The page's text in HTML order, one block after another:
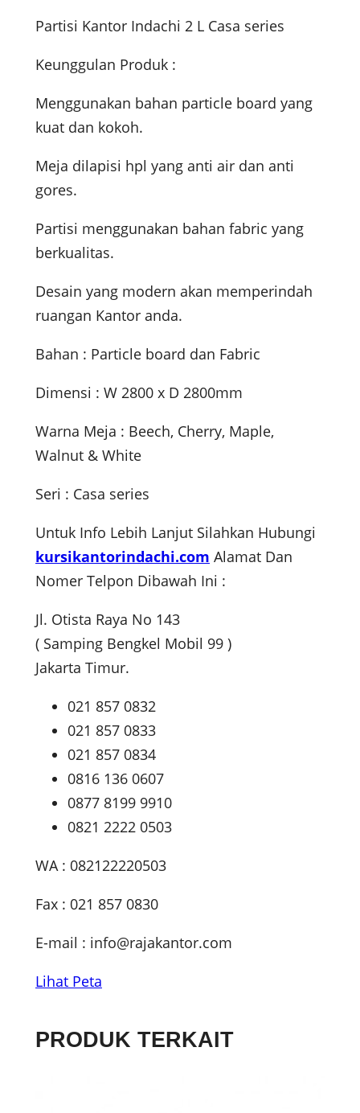
Partisi Kantor Indachi 2 L Casa series
Keunggulan Produk :
Menggunakan bahan particle board yang
kuat dan kokoh.
Meja dilapisi hpl yang anti air dan anti
gores.
Partisi menggunakan bahan fabric yang
berkualitas.
Desain yang modern akan memperindah
ruangan Kantor anda.
Bahan : Particle board dan Fabric
Dimensi : W 2800 x D 2800mm
Warna Meja : Beech, Cherry, Maple,
Walnut & White
Seri : Casa series
Untuk Info Lebih Lanjut Silahkan Hubungi
kursikantorindachi.com Alamat Dan
Nomer Telpon Dibawah Ini :
Jl. Otista Raya No 143
( Samping Bengkel Mobil 99 )
Jakarta Timur.
021 857 0832
021 857 0833
021 857 0834
0816 136 0607
0877 8199 9910
0821 2222 0503
WA : 082122220503
Fax : 021 857 0830
E-mail : info@rajakantor.com
Lihat Peta
PRODUK TERKAIT